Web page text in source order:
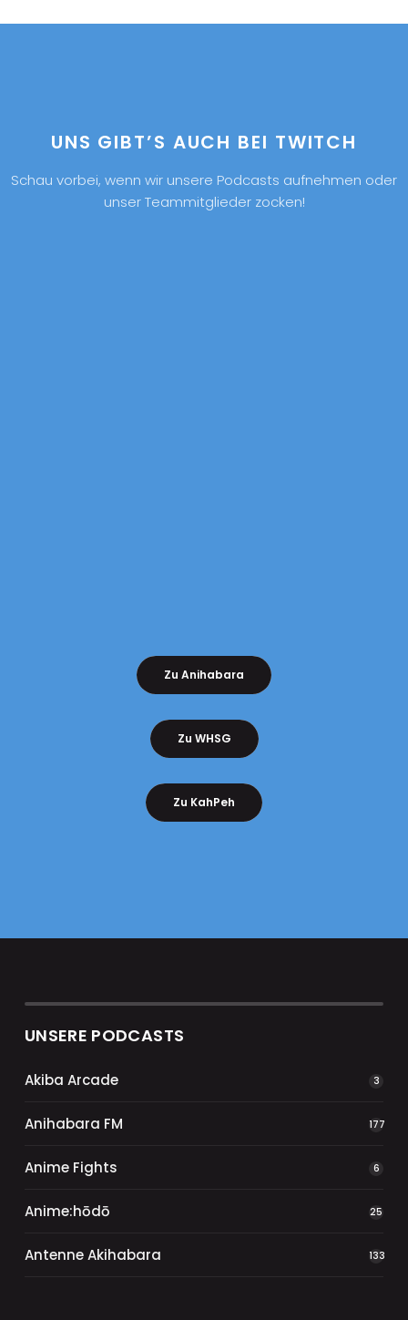
UNS GIBT’S AUCH BEI TWITCH
Schau vorbei, wenn wir unsere Podcasts aufnehmen oder
unser Teammitglieder zocken!
Zu Anihabara
Zu WHSG
Zu KahPeh
UNSERE PODCASTS
Akiba Arcade 3
Anihabara FM 177
Anime Fights 6
Anime:hōdō 25
Antenne Akihabara 133